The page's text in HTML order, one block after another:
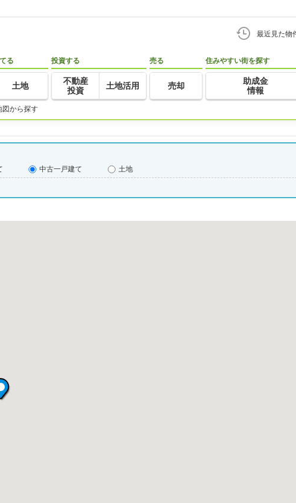
最近見た物
る
土地
投資する
不動産
投資
土地活用
売る
売却
住みやすい街を探す
助成金
情報
図から探す
中古一戸建て
土地